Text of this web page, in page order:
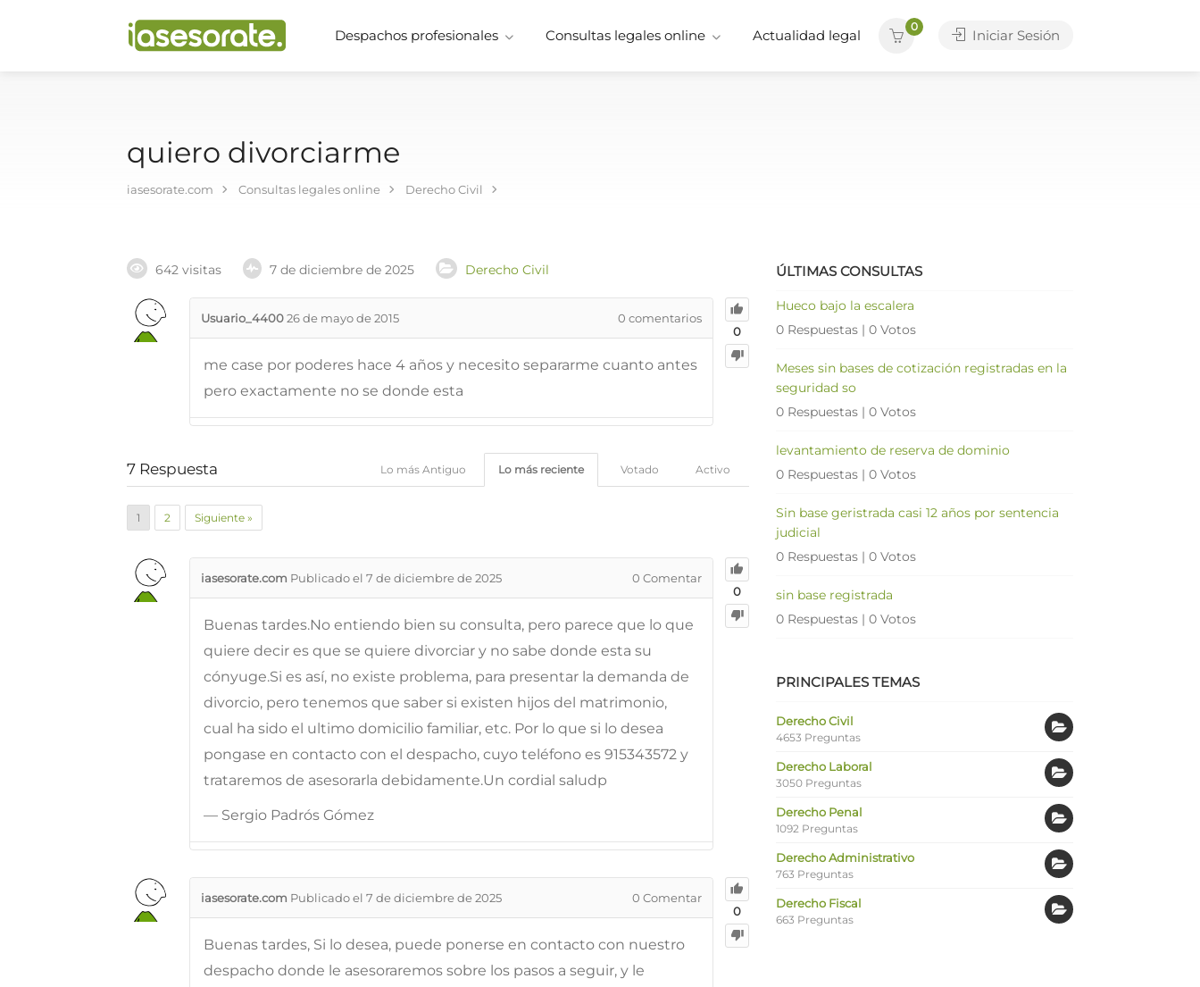
Despachos profesionales Consultas legales online Actualidad legal
0
Iniciar Sesión
quiero divorciarme
iasesorate.com Consultas legales online Derecho Civil
642 visitas 7 de diciembre de 2025 Derecho Civil
0
Usuario_440026 de mayo de 2015 0 comentarios
me case por poderes hace 4 años y necesito separarme cuanto antes
pero exactamente no se donde esta
7 Respuesta Activo
Votado
Lo más reciente
Lo más Antiguo
1 2 Siguiente »
0
iasesorate.com Publicado el 7 de diciembre de 2025 0 Comentar
Buenas tardes.No entiendo bien su consulta, pero parece que lo que
quiere decir es que se quiere divorciar y no sabe donde esta su
cónyuge.Si es así, no existe problema, para presentar la demanda de
divorcio, pero tenemos que saber si existen hijos del matrimonio,
cual ha sido el ultimo domicilio familiar, etc. Por lo que si lo desea
pongase en contacto con el despacho, cuyo teléfono es 915343572 y
trataremos de asesorarla debidamente.Un cordial saludp
— Sergio Padrós Gómez
0
iasesorate.com Publicado el 7 de diciembre de 2025 0 Comentar
Buenas tardes, Si lo desea, puede ponerse en contacto con nuestro
despacho donde le asesoraremos sobre los pasos a seguir, y le
ÚLTIMAS CONSULTAS
Hueco bajo la escalera
0 Respuestas | 0 Votos
Meses sin bases de cotización registradas en la
seguridad so
0 Respuestas | 0 Votos
levantamiento de reserva de dominio
0 Respuestas | 0 Votos
Sin base geristrada casi 12 años por sentencia
judicial
0 Respuestas | 0 Votos
sin base registrada
0 Respuestas | 0 Votos
PRINCIPALES TEMAS
Derecho Civil
4653 Preguntas
Derecho Laboral
3050 Preguntas
Derecho Penal
1092 Preguntas
Derecho Administrativo
763 Preguntas
Derecho Fiscal
663 Preguntas